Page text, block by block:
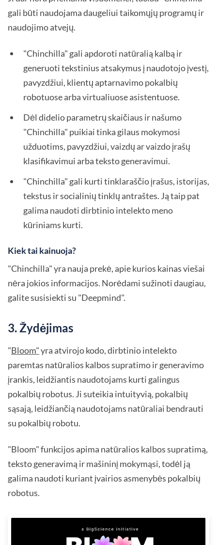
gali būti naudojama daugeliui taikomųjų programų ir
naudojimo atvejų.
"Chinchilla" gali apdoroti natūralią kalbą ir
generuoti tekstinius atsakymus į naudotojo įvestį,
pavyzdžiui, klientų aptarnavimo pokalbių
robotuose arba virtualiuose asistentuose.
Dėl didelio parametrų skaičiaus ir našumo
"Chinchilla" puikiai tinka gilaus mokymosi
užduotims, pavyzdžiui, vaizdų ar vaizdo įrašų
klasifikavimui arba teksto generavimui.
"Chinchilla" gali kurti tinklaraščio įrašus, istorijas,
tekstus ir socialinių tinklų antraštes. Ją taip pat
galima naudoti dirbtinio intelekto meno
kūriniams kurti.
Kiek tai kainuoja?
"Chinchilla" yra nauja prekė, apie kurios kainas viešai
nėra jokios informacijos. Norėdami sužinoti daugiau,
galite susisiekti su "Deepmind".
3. Žydėjimas
"Bloom"yra atvirojo kodo, dirbtinio intelekto
paremtas natūralios kalbos supratimo ir generavimo
įrankis, leidžiantis naudotojams kurti galingus
pokalbių robotus. Ji suteikia intuityvią, pokalbių
sąsają, leidžiančią naudotojams natūraliai bendrauti
su pokalbių robotu.
"Bloom" funkcijos apima natūralios kalbos supratimą,
teksto generavimą ir mašininį mokymąsi, todėl ją
galima naudoti kuriant įvairios asmenybės pokalbių
robotus.